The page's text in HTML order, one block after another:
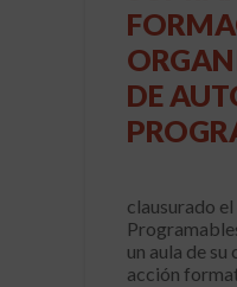
DE
clausurado
un aula de
acción